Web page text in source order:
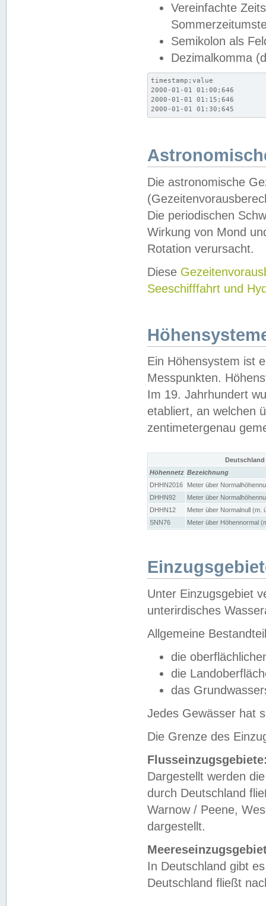
Vereinfachte
Semikolon als
Dezimalkomma
timestamp;value
2000-01-01 01:00;646
2000-01-01 01:15;646
2000-01-01 01:30;645
Die astronomische
Die periodischen
Wirkung von Mond
Rotation verursacht.
Diese
Seeschifffahrt und
Ein Höhensystem ist
Messpunkten.
Im 19. Jahrhundert
etabliert, an welchen
zentimetergenau
Höhennetz Bezeichnung
DHHN2016
Meter über
DHHN92
Meter über
DHHN12
Meter über Normalnull (m.
SNN76
Meter über Höhennormal
Unter Einzugsgebiet
unterirdisches
Allgemeine
die
die
das
Jedes Gewässer hat
Die Grenze des
Dargestellt werden
durch Deutschland
Warnow / Peene,
dargestellt.
In Deutschland gibt
Deutschland fließt